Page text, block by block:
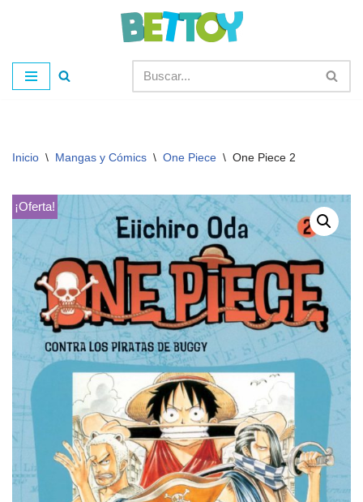
al
contenido
Inicio \ Mangas y Cómics \ One Piece \ One Piece 2
¡Oferta!